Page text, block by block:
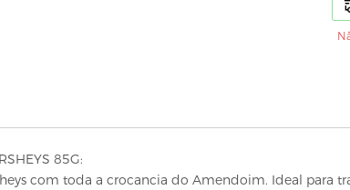
85G:
com toda a crocancia do Amendoim. Ideal para